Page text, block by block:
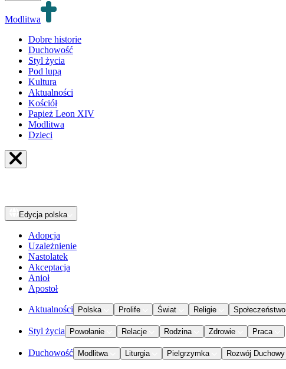
Modlitwa
Dobre historie
Duchowość
Styl życia
Pod lupą
Kultura
Aktualności
Kościół
Papież Leon XIV
Modlitwa
Dzieci
Edycja polska
Adopcja
Uzależnienie
Nastolatek
Akceptacja
Anioł
Apostoł
Aktualności Polska Prolife Świat Religie Społeczeństwo
Styl życia Powołanie Relacje Rodzina Zdrowie Praca
Duchowość Modlitwa Liturgia Pielgrzymka Rozwój Duchowy